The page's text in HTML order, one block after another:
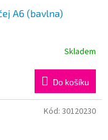
A6 (bavlna)
Skladem
Do košíku
Kód: 30120230